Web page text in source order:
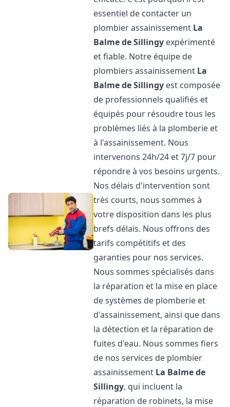
essentiel de contacter un
plombier assainissement La
Balme de Sillingy expérimenté
et fiable. Notre équipe de
plombiers assainissement La
Balme de Sillingy est composée
de professionnels qualifiés et
équipés pour résoudre tous les
problèmes liés à la plomberie et
à l'assainissement. Nous
intervenons 24h/24 et 7j/7 pour
répondre à vos besoins urgents.
Nos délais d'intervention sont
très courts, nous sommes à
votre disposition dans les plus
brefs délais. Nous offrons des
tarifs compétitifs et des
garanties pour nos services.
Nous sommes spécialisés dans
la réparation et la mise en place
de systèmes de plomberie et
d'assainissement, ainsi que dans
la détection et la réparation de
fuites d'eau. Nous sommes fiers
de nos services de plombier
assainissement La Balme de
Sillingy, qui incluent la
réparation de robinets, la mise